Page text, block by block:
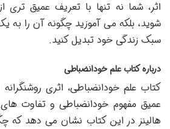
اثر، شما نه تنها با تعریف عمیق تری
شوید، بلکه می آموزید چگونه آن را به
سبک زندگی خود تبدیل کنید.
درباره کتاب علم خودانضباطی
کتاب علم خودانضباطی، اثری روشنگرانه
عمیق مفهوم خودانضباطی و تفاوت های
هالینز در این کتاب نشان می دهد که